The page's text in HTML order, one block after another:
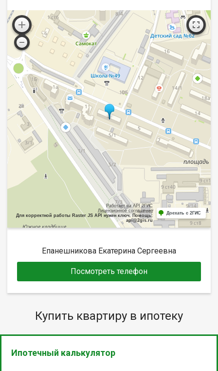
Работает на API 2ГИС
Лицензионное соглашение
Для корректной работы Raster JS API нужен ключ. Помощь:
api@2gis.ru
Доехать с 2ГИС
Епанешникова Екатерина Сергеевна
Посмотреть телефон
Купить квартиру в ипотеку
Ипотечный калькулятор